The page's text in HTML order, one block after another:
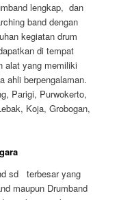
lengkap, dan
band dengan
kegiatan drum
di tempat
alat yang memiliki
ahli berpengalaman.
Parigi, Purwokerto,
Koja, Grobogan,
sd terbesar yang
maupun Drumband